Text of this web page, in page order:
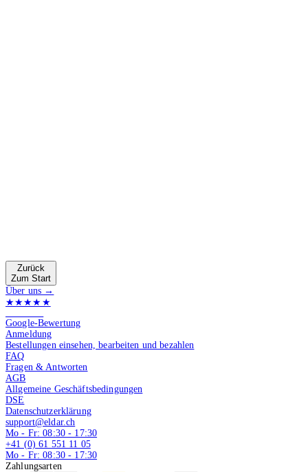
Zurück
Zum Start
Über uns →
★★★★★
Google-Bewertung
Anmeldung
Bestellungen einsehen, bearbeiten und bezahlen
FAQ
Fragen & Antworten
AGB
Allgemeine Geschäftsbedingungen
DSE
Datenschutzerklärung
support@eldar.ch
Mo - Fr: 08:30 - 17:30
+41 (0) 61 551 11 05
Mo - Fr: 08:30 - 17:30
Zahlungsarten